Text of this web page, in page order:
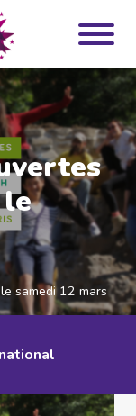
samedi 12 mars